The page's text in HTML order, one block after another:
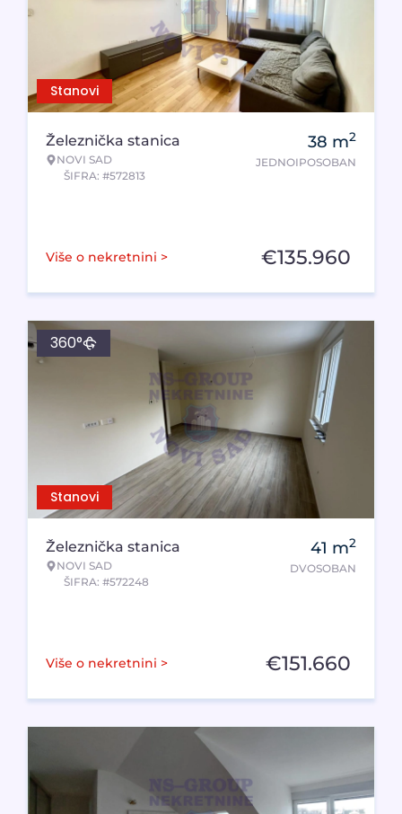
Stanovi
Železnička stanica
NOVI SAD
ŠIFRA: #572813
38 m2
JEDNOIPOSOBAN
Više o nekretnini > €135.960
Stanovi
360°
Železnička stanica
NOVI SAD
ŠIFRA: #572248
41 m2
DVOSOBAN
Više o nekretnini > €151.660